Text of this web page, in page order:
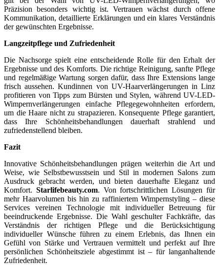
Präzision besonders wichtig ist. Vertrauen wächst durch offene
Kommunikation, detaillierte Erklärungen und ein klares Verständnis
der gewünschten Ergebnisse.
Langzeitpflege und Zufriedenheit
Die Nachsorge spielt eine entscheidende Rolle für den Erhalt der
Ergebnisse und des Komforts. Die richtige Reinigung, sanfte Pflege
und regelmäßige Wartung sorgen dafür, dass Ihre Extensions lange
frisch aussehen. Kundinnen von UV-Haarverlängerungen in Linz
profitieren von Tipps zum Bürsten und Stylen, während UV-LED-
Wimpernverlängerungen einfache Pflegegewohnheiten erfordern,
um die Haare nicht zu strapazieren. Konsequente Pflege garantiert,
dass Ihre Schönheitsbehandlungen dauerhaft strahlend und
zufriedenstellend bleiben.
Fazit
Innovative Schönheitsbehandlungen prägen weiterhin die Art und
Weise, wie Selbstbewusstsein und Stil in modernen Salons zum
Ausdruck gebracht werden, und bieten dauerhafte Eleganz und
Komfort. Starlifebeauty.com. Von fortschrittlichen Lösungen für
mehr Haarvolumen bis hin zu raffiniertem Wimpernstyling – diese
Services vereinen Technologie mit individueller Betreuung für
beeindruckende Ergebnisse. Die Wahl geschulter Fachkräfte, das
Verständnis der richtigen Pflege und die Berücksichtigung
individueller Wünsche führen zu einem Erlebnis, das Ihnen ein
Gefühl von Stärke und Vertrauen vermittelt und perfekt auf Ihre
persönlichen Schönheitsziele abgestimmt ist – für langanhaltende
Zufriedenheit.